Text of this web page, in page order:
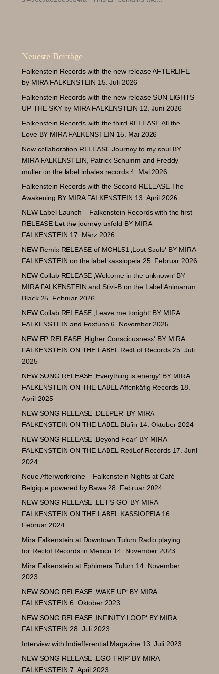
Neueste Beiträge
Falkenstein Records with the new release AFTERLIFE
by MIRA FALKENSTEIN 15. Juli 2026
Falkenstein Records with the new release SUN LIGHTS
UP THE SKY by MIRA FALKENSTEIN 12. Juni 2026
Falkenstein Records with the third RELEASE All the
Love BY MIRA FALKENSTEIN 15. Mai 2026
New collaboration RELEASE Journey to my soul BY
MIRA FALKENSTEIN , Patrick Schumm and Freddy
muller on the label inhales records 4. Mai 2026
Falkenstein Records with the Second RELEASE The
Awakening BY MIRA FALKENSTEIN 13. April 2026
NEW Label Launch – Falkenstein Records with the first
RELEASE Let the journey unfold BY MIRA
FALKENSTEIN 17. März 2026
NEW Remix RELEASE of MCHL51 ‚Lost Souls‘ BY MIRA
FALKENSTEIN on the label kassiopeia 25. Februar 2026
NEW Collab RELEASE ‚Welcome in the unknown‘ BY
MIRA FALKENSTEIN and Stivi-B on the Label Animarum
Black 25. Februar 2026
NEW Collab RELEASE ‚Leave me tonight‘ BY MIRA
FALKENSTEIN and Foxtune 6. November 2025
NEW EP RELEASE ‚Higher Consciousness‘ BY MIRA
FALKENSTEIN ON THE LABEL RedLof Records 25. Juli
2025
NEW SONG RELEASE ‚Everything is energy‘ BY MIRA
FALKENSTEIN ON THE LABEL Affenkäfig Records 18.
April 2025
NEW SONG RELEASE ‚DEEPER‘ BY MIRA
FALKENSTEIN ON THE LABEL Blufin 14. Oktober 2024
NEW SONG RELEASE ‚Beyond Fear‘ BY MIRA
FALKENSTEIN ON THE LABEL RedLof Records 17. Juni
2024
Neue Afterworkreihe – Falkenstein Nights at Café
Belgique powered by Bawa 28. Februar 2024
NEW SONG RELEASE ‚LET’S GO‘ BY MIRA
FALKENSTEIN ON THE LABEL KASSIOPEIA 16.
Februar 2024
Mira Falkenstein at Downtown Tulum Radio playing
for Redlof Records in Mexico 14. November 2023
Mira Falkenstein at Ephimera Tulum 14. November
2023
NEW SONG RELEASE ‚WAKE UP‘ BY MIRA
FALKENSTEIN 6. Oktober 2023
NEW SONG RELEASE ‚INFINITY LOOP‘ BY MIRA
FALKENSTEIN 28. Juli 2023
Interview with Indiefferential Magazine 13. Juli 2023
NEW SONG RELEASE ‚EGO TRIP‘ BY MIRA
FALKENSTEIN 7. April 2023